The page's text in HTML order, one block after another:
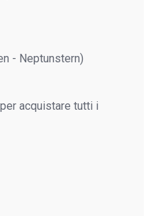
- Neptunstern)
acquistare tutti i